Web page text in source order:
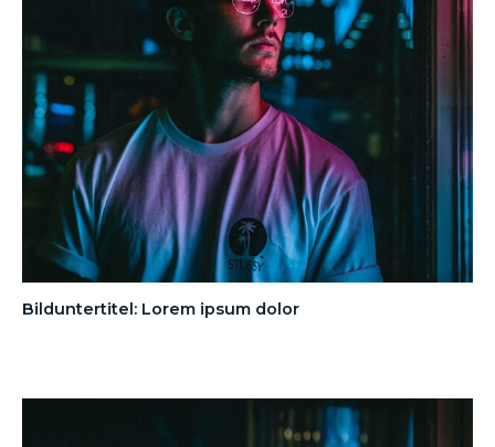
Bilduntertitel: Lorem ipsum dolor